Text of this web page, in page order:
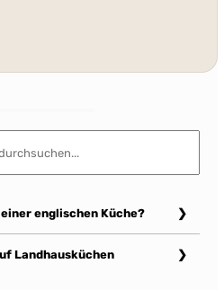
englischen Küche?
klassische Proportionen,
hochwertige
Landhausküchen